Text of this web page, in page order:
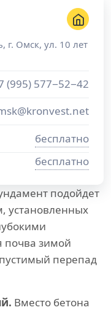
, г. Омск, ул. 10 лет
(995) 577−52−42
бесплатно
бесплатно
подойдет
установленных
почва зимой
перепад
Вместо бетона